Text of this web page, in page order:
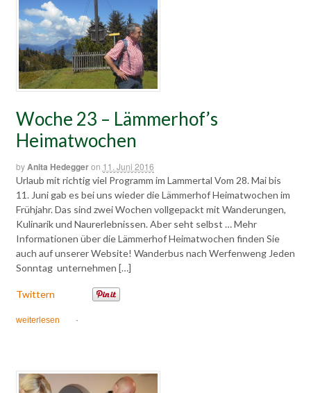
Woche 23 – Lämmerhof’s
Heimatwochen
byAnita Hedeggeron 11. Juni 2016
Urlaub mit richtig viel Programm im Lammertal Vom 28. Mai bis
11. Juni gab es bei uns wieder die Lämmerhof Heimatwochen im
Frühjahr. Das sind zwei Wochen vollgepackt mit Wanderungen,
Kulinarik und Naurerlebnissen. Aber seht selbst … Mehr
Informationen über die Lämmerhof Heimatwochen finden Sie
auch auf unserer Website! Wanderbus nach Werfenweng Jeden
Sonntag unternehmen […]
Twittern
weiterlesen ·